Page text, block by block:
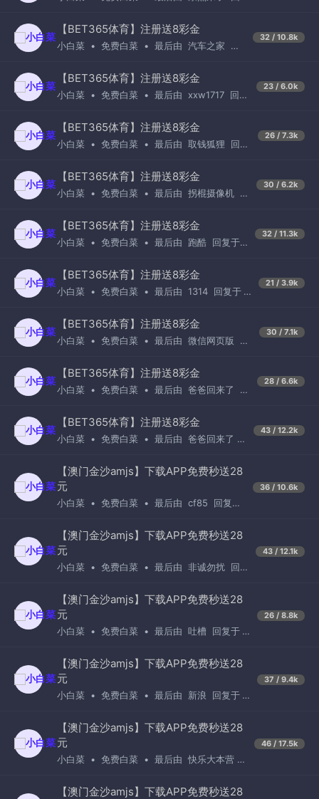
【BET365体育】注册送8彩金
小白菜 • 免费白菜 • 最后由 汽车之家
回
32 / 10.8k
【BET365体育】注册送8彩金
小白菜 • 免费白菜 • 最后由 xxw1717 回复
23 / 6.0k
【BET365体育】注册送8彩金
小白菜 • 免费白菜 • 最后由 取钱狐狸
回复
26 / 7.3k
【BET365体育】注册送8彩金
小白菜 • 免费白菜 • 最后由 拐棍摄像机 回
30 / 6.2k
【BET365体育】注册送8彩金
小白菜 • 免费白菜 • 最后由 跑酷 回复于
32 / 11.3k
【BET365体育】注册送8彩金
小白菜 • 免费白菜 • 最后由 1314 回复于 1
21 / 3.9k
【BET365体育】注册送8彩金
小白菜 • 免费白菜 • 最后由 微信网页版
回
30 / 7.1k
【BET365体育】注册送8彩金
小白菜 • 免费白菜 • 最后由 爸爸回来了
回
28 / 6.6k
【BET365体育】注册送8彩金
小白菜 • 免费白菜 • 最后由 爸爸回来了
43 / 12.2k
【澳门金沙amjs】下载APP免费秒送28
元
小白菜 • 免费白菜 • 最后由 cf85
回复于
36 / 10.6k
【澳门金沙amjs】下载APP免费秒送28
元
小白菜 • 免费白菜 • 最后由 非诚勿扰 回
43 / 12.1k
【澳门金沙amjs】下载APP免费秒送28
元
小白菜 • 免费白菜 • 最后由 吐槽 回复于 1
26 / 8.8k
【澳门金沙amjs】下载APP免费秒送28
元
小白菜 • 免费白菜 • 最后由 新浪
回复于
37 / 9.4k
【澳门金沙amjs】下载APP免费秒送28
元
小白菜 • 免费白菜 • 最后由 快乐大本营
46 / 17.5k
【澳门金沙amjs】下载APP免费秒送28